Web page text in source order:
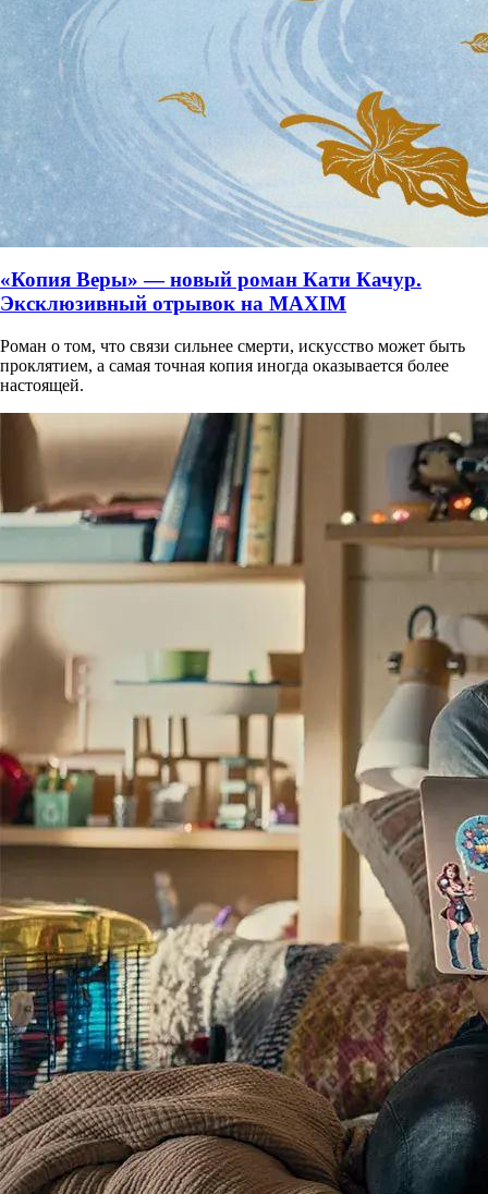
«Копия Веры» — новый роман Кати Качур.
Эксклюзивный отрывок на MAXIM
Роман о том, что связи сильнее смерти, искусство может быть
проклятием, а самая точная копия иногда оказывается более
настоящей.